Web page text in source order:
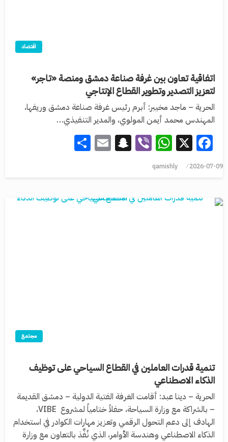
اقتصاد
اتفاقية تعاون بين غرفة صناعة دمشق ومنصة «تاجر»
لتعزيز التصدير وتطوير القطاع الإنتاجي
الحرية – ماجد مخيبر: أبرم رئيس غرفة صناعة دمشق وريفها،
المهندس محمد أيمن المولوي، والمدير التنفيذي…
Facebook
X
WhatsApp
Viber
Snapchat
Email
2026-07-09
qamishly
مجتمع
تنمية قدرات العاملين في القطاع السياحي على توظيف
الذكاء الاصطناعي
الحرية – دينا عبد: أقامت الغرفة الفتية الدولية – دمشق القديمة
– بالشراكة مع وزارة السياحة، حفلاً ختامياً لمشروع VIBE،
الهادف إلى دعم التحول الرقمي وتعزيز مهارات الكوادر في استخدام
الذكاء الاصطناعي وهندسة الأوامر، الذي نُفِّذ بالتعاون مع وزارة